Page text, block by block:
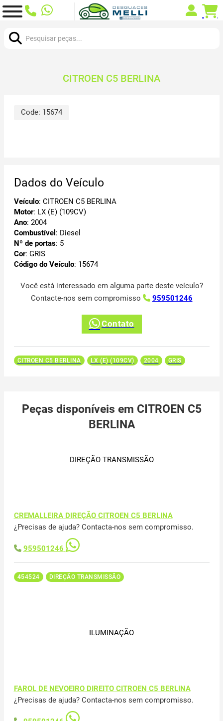
CITROEN C5 BERLINA
Code: 15674
Dados do Veículo
Veículo: CITROEN C5 BERLINA
Motor: LX (E) (109CV)
Ano: 2004
Combustível : Diesel
Nº de portas: 5
Cor: GRIS
Código do Veículo: 15674
Você está interessado em alguma parte deste veículo?
Contacte-nos sem compromisso
959501246
Contato
CITROEN C5 BERLINA LX (E) (109CV) 2004 GRIS
Peças disponíveis em CITROEN C5
BERLINA
DIREÇÃO TRANSMISSÃO
CREMALLEIRA DIREÇÃO CITROEN C5 BERLINA
¿Precisas de ajuda? Contacta-nos sem compromisso.
959501246
454524 DIREÇÃO TRANSMISSÃO
ILUMINAÇÃO
FAROL DE NEVOEIRO DIREITO CITROEN C5 BERLINA
¿Precisas de ajuda? Contacta-nos sem compromisso.